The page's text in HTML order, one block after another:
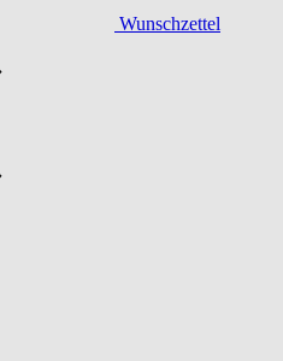
Wunschzettel